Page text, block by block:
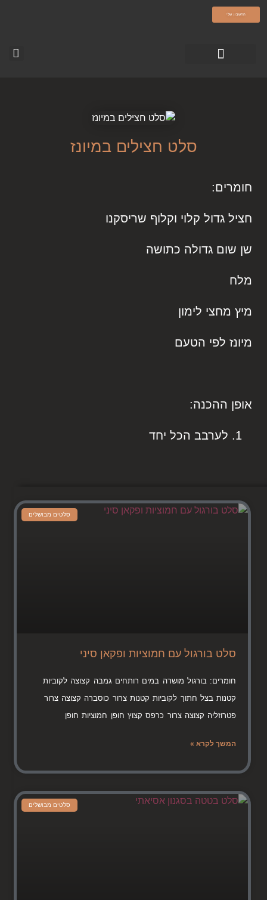
olamatokonline.com
החשבון שלי
סלט חצילים במיונז
חומרים:
חציל גדול קלוי וקלוף שריסקנו
שן שום גדולה כתושה
מלח
מיץ מחצי לימון
מיונז לפי הטעם
אופן ההכנה:
לערבב הכל יחד
סלטים מבושלים
סלט בורגול עם חמוציות ופקאן סיני
חומרים: בורגול מושרה במים רותחים גמבה קצוצה לקוביות
קטנות בצל חתוך לקוביות קטנות צרור כוסברה קצוצה צרור
פטרוזליה קצוצה צרור כרפס קצוץ חופן חמוציות חופן
המשך לקרא »
סלטים מבושלים